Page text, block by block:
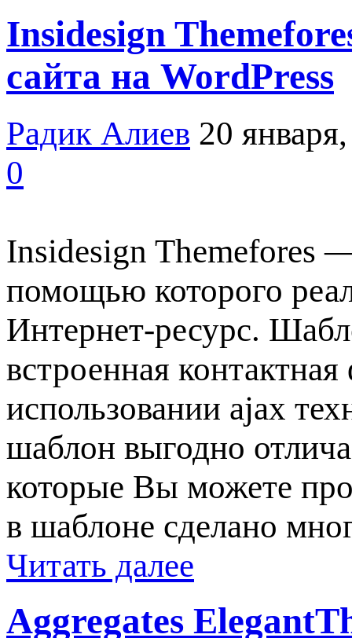
Insidesign
сайта на WordPress
Радик Алиев 20
0
Insidesign Themefores
помощью которого
Интернет-ресурс.
встроенная
использовании ajax
шаблон выгодно
которые Вы можете
в шаблоне сделано
Читать далее
Aggregates